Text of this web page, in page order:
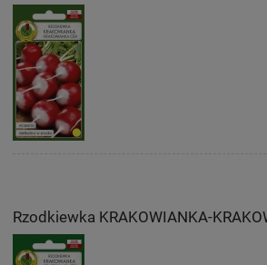
Rzodkiewka KRAKOWIANKA-